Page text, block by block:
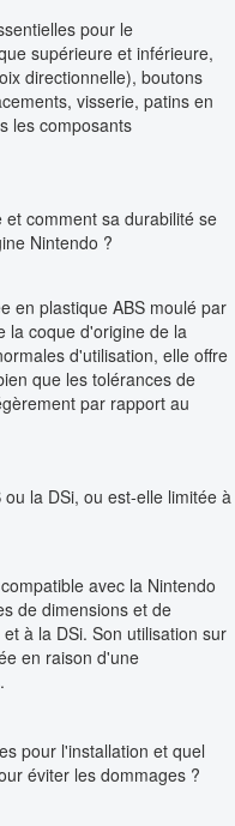
pour le
supérieure et inférieure,
directionnelle), boutons
visserie, patins en
les composants
comment sa durabilité se
Nintendo ?
en plastique ABS moulé par
la coque d'origine de la
d'utilisation, elle offre
que les tolérances de
par rapport au
la DSi, ou est-elle limitée à
avec la Nintendo
de dimensions et de
à la DSi. Son utilisation sur
en raison d'une
pour l'installation et quel
éviter les dommages ?